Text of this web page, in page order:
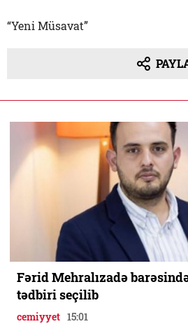
“Yeni Müsavat”
Fərid Mehralızadə
tədbiri seçilib
cemiyyet 15:01